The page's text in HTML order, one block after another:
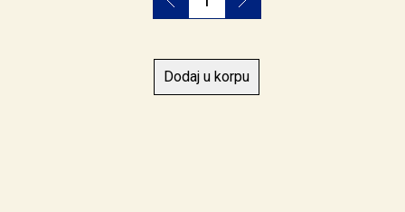
Dodaj u korpu